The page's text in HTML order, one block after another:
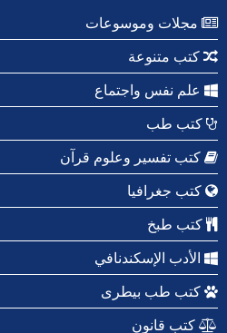
مجلات وموسوعات
كتب متنوعة
علم نفس واجتماع
كتب طب
كتب تفسير وعلوم قرآن
كتب جغرافيا
كتب طبخ
الأدب الإسكندنافي
كتب طب بيطرى
كتب قانون